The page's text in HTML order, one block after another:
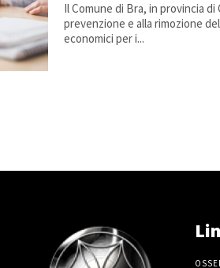
Il Comune di Bra, in provincia
prevenzione e alla rimozione
economici per i...